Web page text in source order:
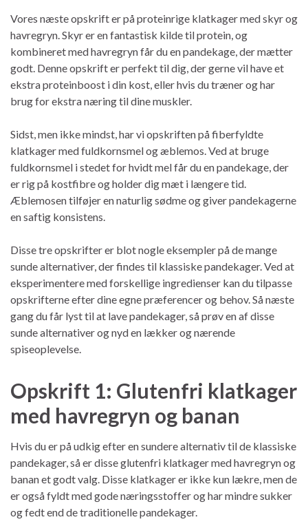
Vores næste opskrift er på proteinrige klatkager med skyr og
havregryn. Skyr er en fantastisk kilde til protein, og
kombineret med havregryn får du en pandekage, der mætter
godt. Denne opskrift er perfekt til dig, der gerne vil have et
ekstra proteinboost i din kost, eller hvis du træner og har
brug for ekstra næring til dine muskler.
Sidst, men ikke mindst, har vi opskriften på fiberfyldte
klatkager med fuldkornsmel og æblemos. Ved at bruge
fuldkornsmel i stedet for hvidt mel får du en pandekage, der
er rig på kostfibre og holder dig mæt i længere tid.
Æblemosen tilføjer en naturlig sødme og giver pandekagerne
en saftig konsistens.
Disse tre opskrifter er blot nogle eksempler på de mange
sunde alternativer, der findes til klassiske pandekager. Ved at
eksperimentere med forskellige ingredienser kan du tilpasse
opskrifterne efter dine egne præferencer og behov. Så næste
gang du får lyst til at lave pandekager, så prøv en af disse
sunde alternativer og nyd en lækker og nærende
spiseoplevelse.
Opskrift 1: Glutenfri klatkager
med havregryn og banan
Hvis du er på udkig efter en sundere alternativ til de klassiske
pandekager, så er disse glutenfri klatkager med havregryn og
banan et godt valg. Disse klatkager er ikke kun lækre, men de
er også fyldt med gode næringsstoffer og har mindre sukker
og fedt end de traditionelle pandekager.